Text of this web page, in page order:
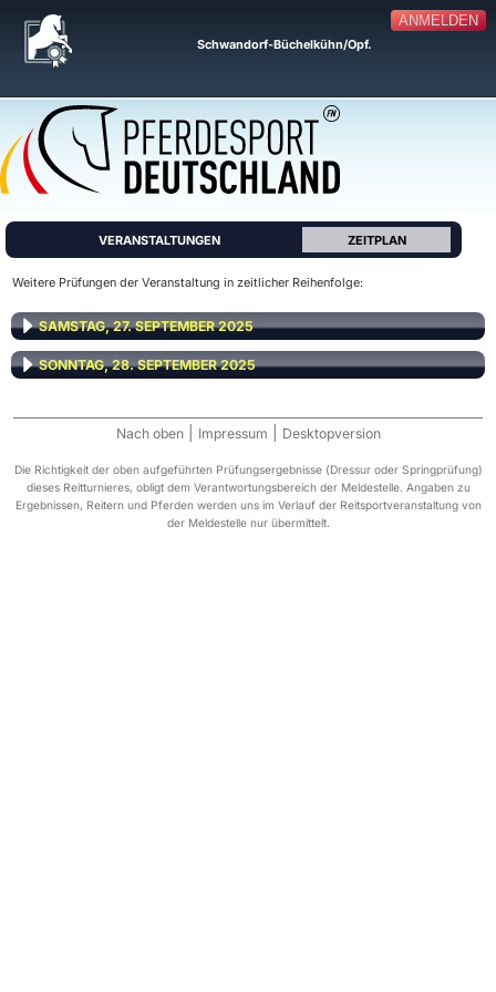
ANMELDEN
Schwandorf-Büchelkühn/Opf.
VERANSTALTUNGEN ZEITPLAN
Weitere Prüfungen der Veranstaltung in zeitlicher Reihenfolge:
SAMSTAG, 27. SEPTEMBER 2025
SONNTAG, 28. SEPTEMBER 2025
Nach oben Impressum Desktopversion
Die Richtigkeit der oben aufgeführten Prüfungsergebnisse (Dressur oder Springprüfung)
dieses Reitturnieres, obligt dem Verantwortungsbereich der Meldestelle. Angaben zu
Ergebnissen, Reitern und Pferden werden uns im Verlauf der Reitsportveranstaltung von
der Meldestelle nur übermittelt.